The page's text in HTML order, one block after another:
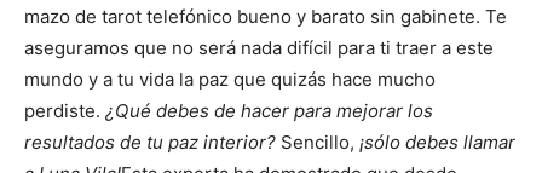
mazo de tarot telefónico bueno y barato sin gabinete. Te
aseguramos que no será nada difícil para ti traer a este
mundo y a tu vida la paz que quizás hace mucho
perdiste. ¿Qué debes de hacer para mejorar los
resultados de tu paz interior? Sencillo, ¡sólo debes llamar